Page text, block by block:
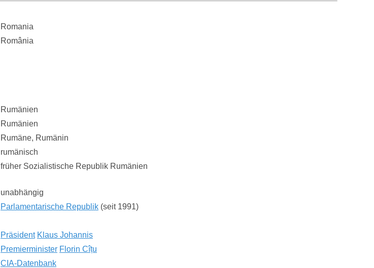
Romania
România
Rumänien
Rumänien
Rumäne, Rumänin
rumänisch
früher Sozialistische Republik Rumänien
unabhängig
Parlamentarische Republik (seit 1991)
Präsident Klaus Johannis
Premierminister Florin Cîțu
CIA-Datenbank